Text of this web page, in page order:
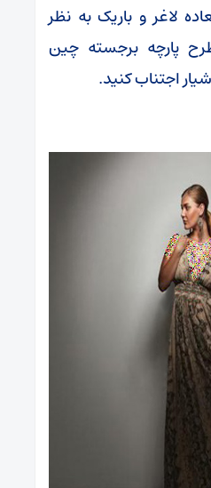
لاغر و باریک به نظر
پارچه برجسته چین
اجتناب کنید.